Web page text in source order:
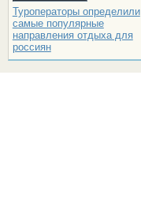
Туроператоры определили
самые популярные
направления отдыха для
россиян